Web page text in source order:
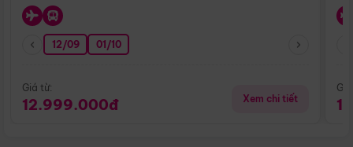
12/09 01/10
Giá từ:
12.999.000đ Xem chi tiết